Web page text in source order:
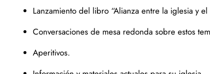
Lanzamiento del libro “Alianza entre la iglesia y el
Conversaciones de mesa redonda sobre estos
Aperitivos.